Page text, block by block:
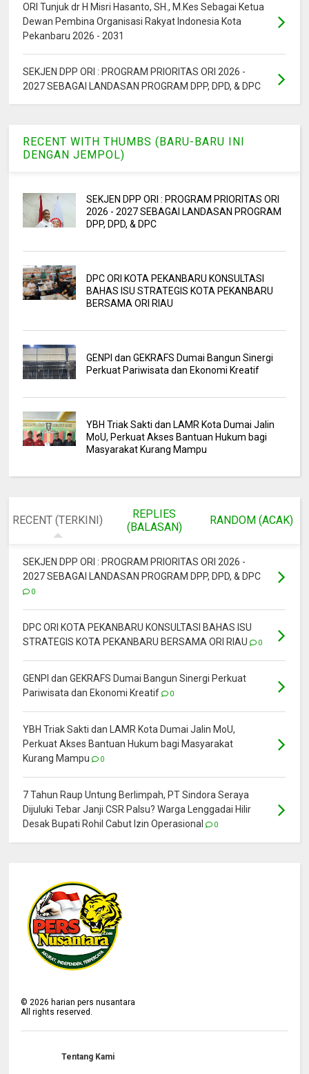
ORI Tunjuk dr H Misri Hasanto, SH., M.Kes Sebagai Ketua
Dewan Pembina Organisasi Rakyat Indonesia Kota
Pekanbaru 2026 - 2031
SEKJEN DPP ORI : PROGRAM PRIORITAS ORI 2026 -
2027 SEBAGAI LANDASAN PROGRAM DPP, DPD, & DPC
RECENT WITH THUMBS (BARU-BARU INI
DENGAN JEMPOL)
SEKJEN DPP ORI : PROGRAM PRIORITAS ORI
2026 - 2027 SEBAGAI LANDASAN PROGRAM
DPP, DPD, & DPC
DPC ORI KOTA PEKANBARU KONSULTASI
BAHAS ISU STRATEGIS KOTA PEKANBARU
BERSAMA ORI RIAU
GENPI dan GEKRAFS Dumai Bangun Sinergi
Perkuat Pariwisata dan Ekonomi Kreatif
YBH Triak Sakti dan LAMR Kota Dumai Jalin
MoU, Perkuat Akses Bantuan Hukum bagi
Masyarakat Kurang Mampu
RECENT (TERKINI)
REPLIES
(BALASAN)
RANDOM (ACAK)
SEKJEN DPP ORI : PROGRAM PRIORITAS ORI 2026 -
2027 SEBAGAI LANDASAN PROGRAM DPP, DPD, & DPC
0
DPC ORI KOTA PEKANBARU KONSULTASI BAHAS ISU
STRATEGIS KOTA PEKANBARU BERSAMA ORI RIAU
0
GENPI dan GEKRAFS Dumai Bangun Sinergi Perkuat
Pariwisata dan Ekonomi Kreatif
0
YBH Triak Sakti dan LAMR Kota Dumai Jalin MoU,
Perkuat Akses Bantuan Hukum bagi Masyarakat
Kurang Mampu
0
7 Tahun Raup Untung Berlimpah, PT Sindora Seraya
Dijuluki Tebar Janji CSR Palsu? Warga Lenggadai Hilir
Desak Bupati Rohil Cabut Izin Operasional
0
© 2026 harian pers nusantara
All rights reserved.
Tentang Kami